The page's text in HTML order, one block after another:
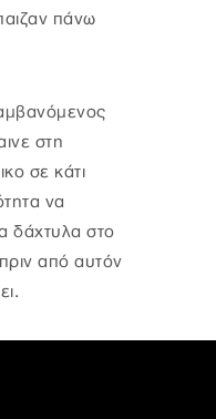
πάνω
στη
σε κάτι
να
δάχτυλα στο
από αυτόν